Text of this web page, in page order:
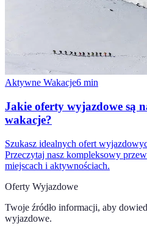
Aktywne Wakacje6 min
Jakie oferty wyjazdowe są
wakacje?
Szukasz idealnych ofert
Przeczytaj nasz kompleksowy
miejscach i aktywnościach.
Oferty Wyjazdowe
Twoje źródło informacji, aby
wyjazdowe.